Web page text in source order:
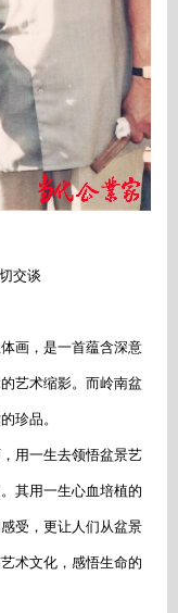
交谈
画，是一首蕴含深意
艺术缩影。而岭南盆
珍品。
用一生去领悟盆景艺
其用一生心血培植的
受，更让人们从盆景
术文化，感悟生命的